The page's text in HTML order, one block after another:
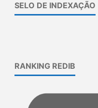
SELO DE INDEXAÇÃO
RANKING REDIB